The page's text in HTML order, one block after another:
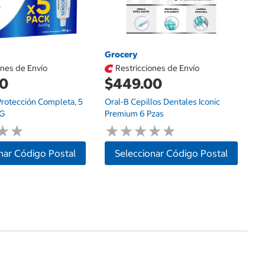
de Envío
Completa, 5
★
★
Código Postal
Grocery
Restricciones de Envío
$449.00
Oral-B Cepillos Dentales Iconic
Premium 6 Pzas
★★★★★
★★★★★
Seleccionar Código Postal